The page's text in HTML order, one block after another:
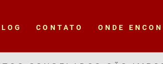
CONTATO ONDE